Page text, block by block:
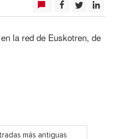
la red de Euskotren, de
más antiguas